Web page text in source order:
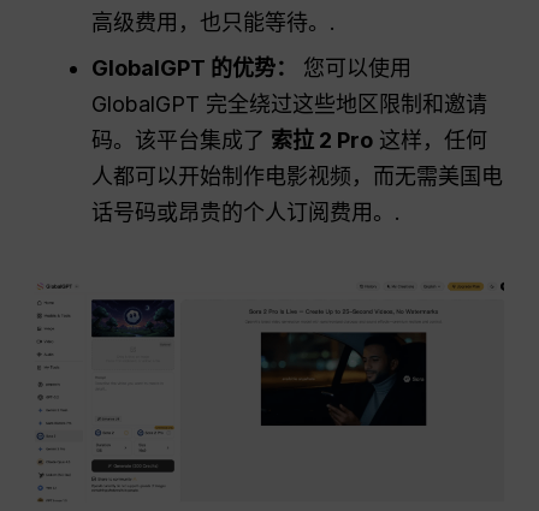
高级费用，也只能等待。.
GlobalGPT 的优势：
您可以使用
GlobalGPT 完全绕过这些地区限制和邀请
码。该平台集成了 索拉 2 Pro 这样，任何
人都可以开始制作电影视频，而无需美国电
话号码或昂贵的个人订阅费用。.